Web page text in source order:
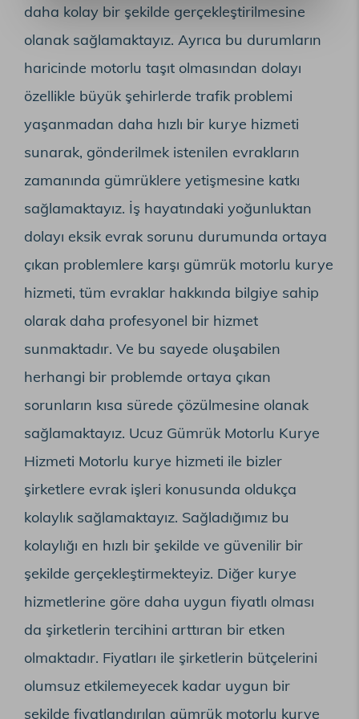
daha kolay bir şekilde gerçekleştirilmesine
olanak sağlamaktayız. Ayrıca bu durumların
haricinde motorlu taşıt olmasından dolayı
özellikle büyük şehirlerde trafik problemi
yaşanmadan daha hızlı bir kurye hizmeti
sunarak, gönderilmek istenilen evrakların
zamanında gümrüklere yetişmesine katkı
sağlamaktayız. İş hayatındaki yoğunluktan
dolayı eksik evrak sorunu durumunda ortaya
çıkan problemlere karşı gümrük motorlu kurye
hizmeti, tüm evraklar hakkında bilgiye sahip
olarak daha profesyonel bir hizmet
sunmaktadır. Ve bu sayede oluşabilen
herhangi bir problemde ortaya çıkan
sorunların kısa sürede çözülmesine olanak
sağlamaktayız. Ucuz Gümrük Motorlu Kurye
Hizmeti Motorlu kurye hizmeti ile bizler
şirketlere evrak işleri konusunda oldukça
kolaylık sağlamaktayız. Sağladığımız bu
kolaylığı en hızlı bir şekilde ve güvenilir bir
şekilde gerçekleştirmekteyiz. Diğer kurye
hizmetlerine göre daha uygun fiyatlı olması
da şirketlerin tercihini arttıran bir etken
olmaktadır. Fiyatları ile şirketlerin bütçelerini
olumsuz etkilemeyecek kadar uygun bir
şekilde fiyatlandırılan gümrük motorlu kurye